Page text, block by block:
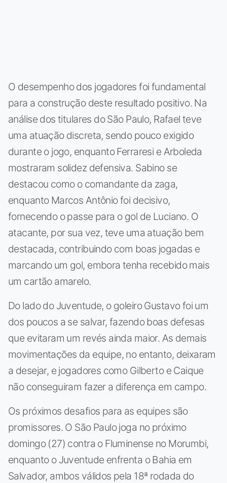
O desempenho dos jogadores foi fundamental
para a construção deste resultado positivo. Na
análise dos titulares do São Paulo, Rafael teve
uma atuação discreta, sendo pouco exigido
durante o jogo, enquanto Ferraresi e Arboleda
mostraram solidez defensiva. Sabino se
destacou como o comandante da zaga,
enquanto Marcos Antônio foi decisivo,
fornecendo o passe para o gol de Luciano. O
atacante, por sua vez, teve uma atuação bem
destacada, contribuindo com boas jogadas e
marcando um gol, embora tenha recebido mais
um cartão amarelo.
Do lado do Juventude, o goleiro Gustavo foi um
dos poucos a se salvar, fazendo boas defesas
que evitaram um revés ainda maior. As demais
movimentações da equipe, no entanto, deixaram
a desejar, e jogadores como Gilberto e Caique
não conseguiram fazer a diferença em campo.
Os próximos desafios para as equipes são
promissores. O São Paulo joga no próximo
domingo (27) contra o Fluminense no Morumbi,
enquanto o Juventude enfrenta o Bahia em
Salvador, ambos válidos pela 18ª rodada do